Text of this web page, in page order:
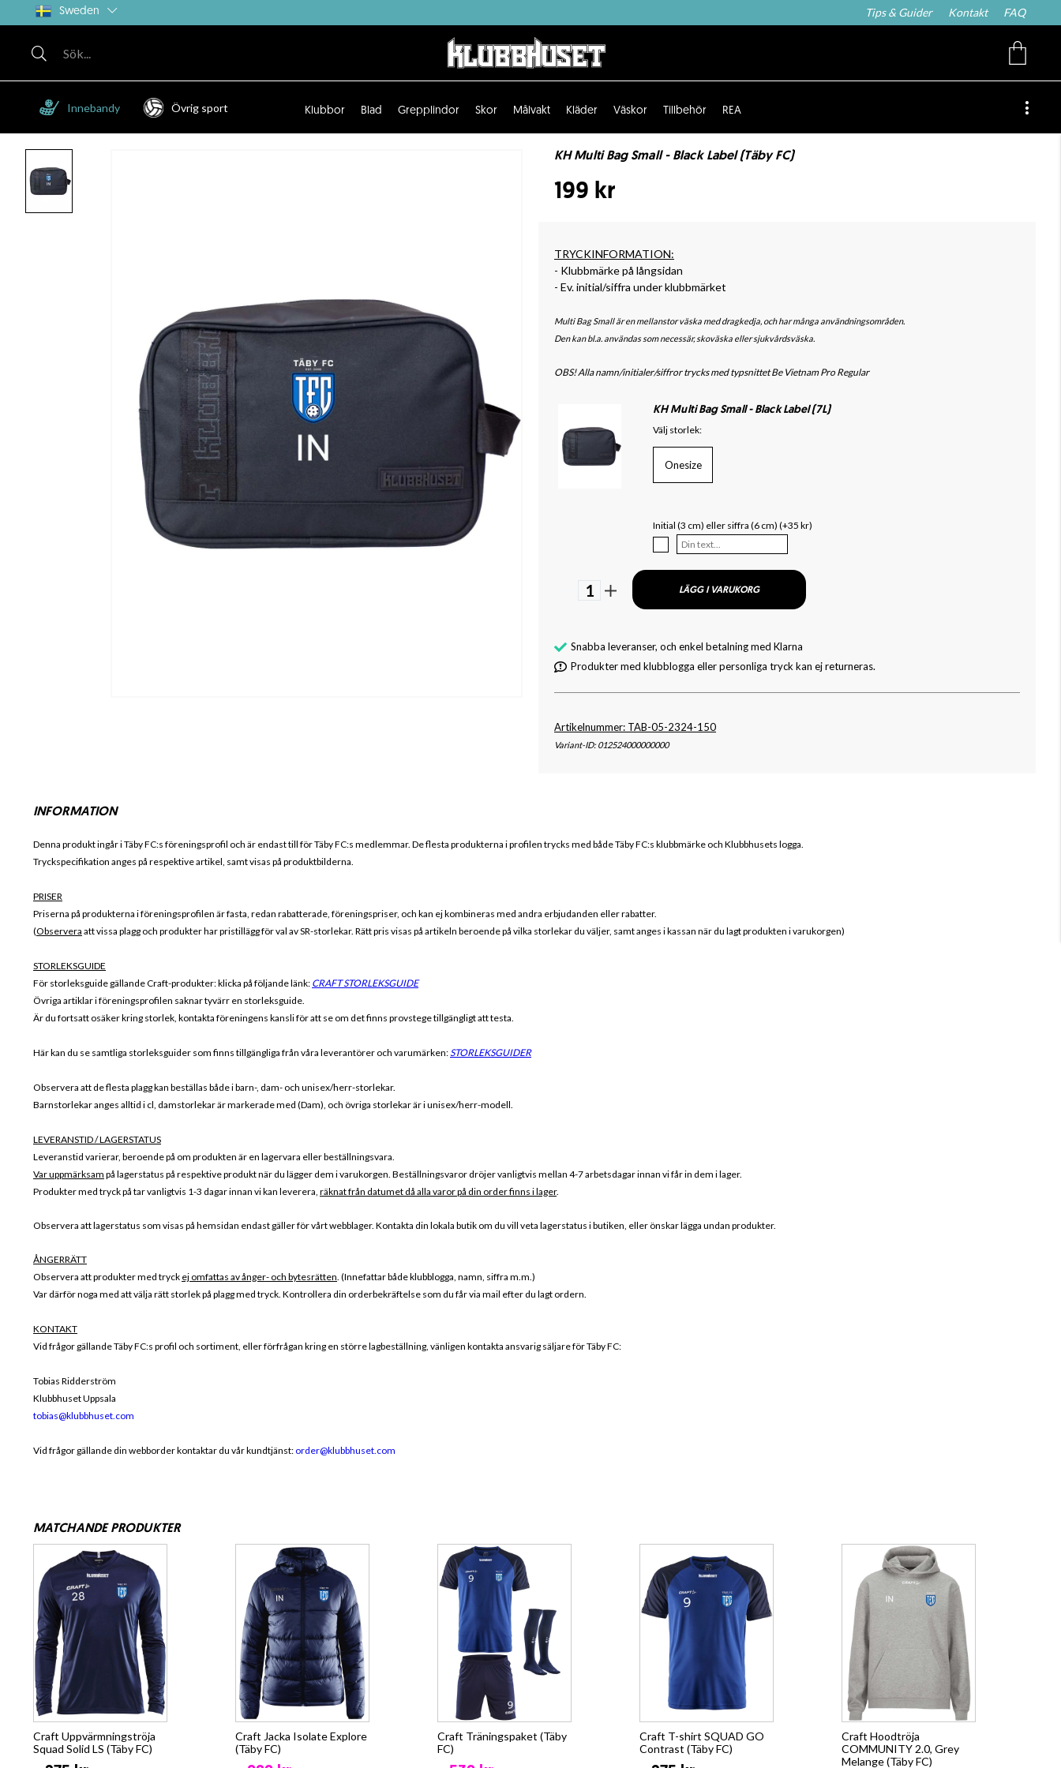
Sweden Tips & Guider Kontakt FAQ
Innebandy Övrig sport Klubbor Blad Grepplindor Skor Målvakt Kläder Väskor Tillbehör REA
KH Multi Bag Small - Black Label (Täby FC)
199 kr
TRYCKINFORMATION:
- Klubbmärke på långsidan
- Ev. initial/siffra under klubbmärket
Multi Bag Small är en mellanstor väska med dragkedja, och har många användningsområden.
Den kan bl.a. användas som necessär, skoväska eller sjukvårdsväska.
OBS! Alla namn/initialer/siffror trycks med typsnittet Be Vietnam Pro Regular
KH Multi Bag Small - Black Label (7L)
Välj storlek:
Onesize
Initial (3 cm) eller siffra (6 cm) (+35 kr)
1 LÄGG I VARUKORG
Snabba leveranser, och enkel betalning med Klarna
Produkter med klubblogga eller personliga tryck kan ej returneras.
Artikelnummer: TAB-05-2324-150
Variant-ID: 012524000000000
INFORMATION
Denna produkt ingår i Täby FC:s föreningsprofil och är endast till förTäby FC:s medlemmar. De flesta produkterna i profilen trycks med bådeTäby FC:s klubbmärke och Klubbhusets logga.
Tryckspecifikation anges på respektive artikel, samt visas på produktbilderna.
PRISER
Priserna på produkterna i föreningsprofilen är fasta, redan rabatterade, föreningspriser, och kan ej kombineras med andra erbjudanden eller rabatter.
(Observera att vissa plagg och produkter har pristillägg för val av SR-storlekar. Rätt pris visas på artikeln beroende på vilka storlekar du väljer, samt anges i kassan när du lagt produkten i varukorgen)
STORLEKSGUIDE
För storleksguide gällande Craft-produkter: klicka på följande länk: CRAFT STORLEKSGUIDE
Övriga artiklar i föreningsprofilen saknar tyvärr en storleksguide.
Är du fortsatt osäker kring storlek, kontakta föreningens kansli för att se om det finns provstege tillgängligt att testa.
Här kan du se samtliga storleksguider som finns tillgängliga från våra leverantörer och varumärken:STORLEKSGUIDER
Observera att de flesta plagg kan beställas både i barn-, dam- och unisex/herr-storlekar.
Barnstorlekar anges alltid i cl, damstorlekar är markerade med (Dam), och övriga storlekar är i unisex/herr-modell.
LEVERANSTID / LAGERSTATUS
Leveranstid varierar, beroende på om produkten är en lagervara eller beställningsvara.
Var uppmärksam på lagerstatus på respektive produkt när du lägger dem i varukorgen. Beställningsvaror dröjer vanligtvis mellan 4-7 arbetsdagar innan vi får in dem i lager.
Produkter med tryck på tar vanligtvis 1-3 dagar innan vi kan leverera, räknat från datumet då alla varor på din order finns i lager.
Observera att lagerstatus som visas på hemsidan endast gäller för vårt webblager. Kontakta din lokala butik om du vill veta lagerstatus i butiken, eller önskar lägga undan produkter.
ÅNGERRÄTT
Observera att produkter med tryck ej omfattas av ånger- och bytesrätten . (Innefattar både klubblogga, namn, siffra m.m.)
Var därför noga med att välja rätt storlek på plagg med tryck. Kontrollera din orderbekräftelse som du får via mail efter du lagt ordern.
KONTAKT
Vid frågor gällande Täby FC:s profil och sortiment, eller förfrågan kring en större lagbeställning, vänligen kontakta ansvarig säljare för Täby FC:
Tobias Ridderström
Klubbhuset Uppsala
tobias@klubbhuset.com
Vid frågor gällande din webborder kontaktar du vår kundtjänst: order@klubbhuset.com
MATCHANDE PRODUKTER
Craft Uppvärmningströja
Squad Solid LS (Täby FC)
Craft Jacka Isolate Explore
(Täby FC)
Craft Träningspaket (Täby
FC)
Craft T-shirt SQUAD GO
Contrast (Täby FC)
Craft Hoodtröja
COMMUNITY 2.0, Grey
Melange (Täby FC)